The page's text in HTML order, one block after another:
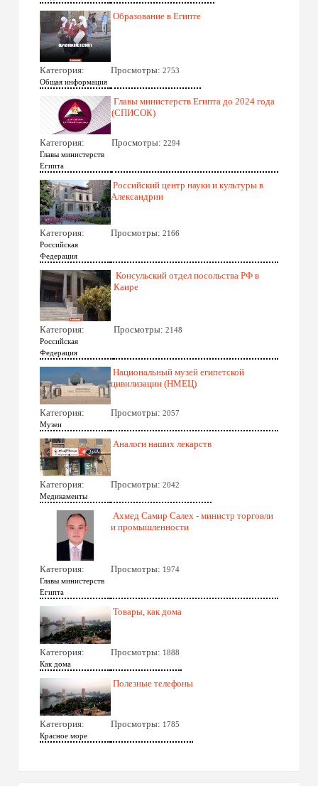
Образование в Египте
Категория:
Общая информация
Просмотры: 2753
Главы министерств Египта до 2024 года
(СПИСОК)
Категория:
Главы министерств
Египта
Просмотры: 2294
Российский центр науки и культуры в
Александрии
Категория:
Российская
Федерация
Просмотры: 2166
Консульский отдел посольства РФ в
Каире
Категория:
Российская
Федерация
Просмотры: 2148
Национальный музей египетской
цивилизации (НМЕЦ)
Категория:
Музеи
Просмотры: 2057
Аналоги наших лекарств
Категория:
Медикаменты
Просмотры: 2042
Ахмед Самир Салех - министр торговли
и промышленности
Категория:
Главы министерств
Египта
Просмотры: 1974
Товары, как дома
Категория:
Как дома
Просмотры: 1888
Полезные телефоны
Категория:
Красное море
Просмотры: 1785